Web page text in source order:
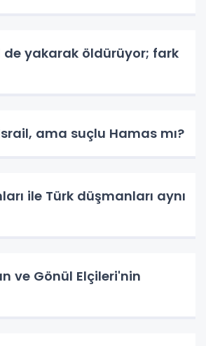
de yakarak öldürüyor; fark
ama suçlu Hamas mı?
ile Türk düşmanları aynı
ve Gönül Elçileri'nin